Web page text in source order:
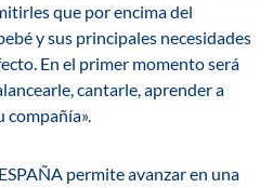
que por encima del
y sus principales necesidades
En el primer momento será
cantarle, aprender a
compañía».
permite avanzar en una